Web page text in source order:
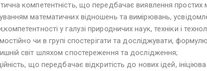
компетентність, що передбачає виявлення простих
математичних відношень та вимірювань,
у галузі природничих наук, техніки і
чи в групі спостерігати та досліджувати,
світ шляхом спостереження та дослідження;
що передбачає відкритість до нових ідей,